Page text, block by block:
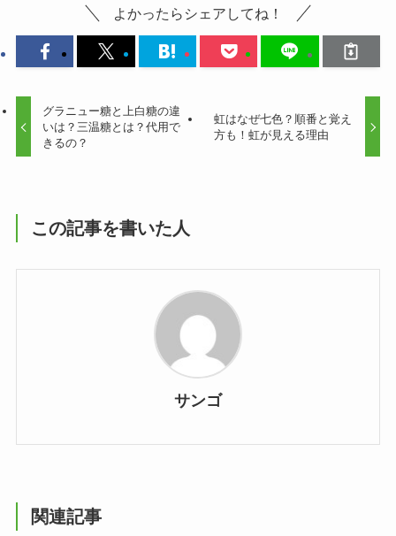
よかったらシェアしてね！
グラニュー糖と上白糖の違
いは？三温糖とは？代用で
きるの？
虹はなぜ七色？順番と覚え
方も！虹が見える理由
この記事を書いた人
サンゴ
関連記事